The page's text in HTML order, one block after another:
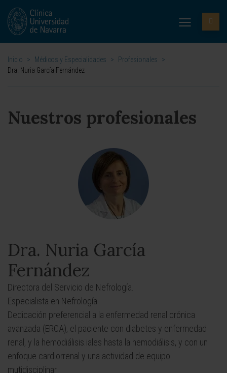
Inicio > Médicos y Especialidades > Profesionales
>
Dra. Nuria García Fernández
Nuestros profesionales
Dra. Nuria García
Fernández
Directora del Servicio de Nefrología.
Especialista en Nefrología.
Dedicación preferencial a la enfermedad renal crónica
avanzada (ERCA), el paciente con diabetes y enfermedad
renal, y la hemodiálisis.iales hasta la hemodiálisis, y con un
enfoque cardiorrenal y una actividad de equipo
mutidisciplinar.